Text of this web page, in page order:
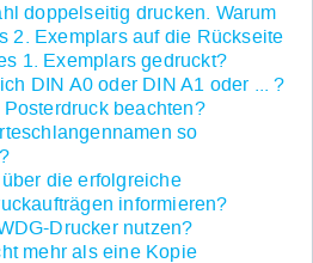
doppelseitig drucken. Warum
2. Exemplars auf die Rückseite
1. Exemplars gedruckt?
DIN A0 oder DIN A1 oder ... ?
beachten?
so
die erfolgreiche
informieren?
Drucker nutzen?
mehr als eine Kopie